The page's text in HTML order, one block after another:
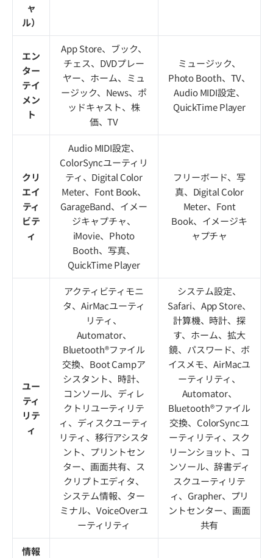
ャ
ル）
エン
ター
テイ
メン
ト
App Store、ブック、
チェス、DVDプレー
ヤー、ホーム、ミュ
ージック、News、ポ
ッドキャスト、株
価、TV
ミュージック、
Photo Booth、TV、
Audio MIDI設定、
QuickTime Player
クリ
エイ
ティ
ビテ
ィ
Audio MIDI設定、
ColorSyncユーティリ
ティ、Digital Color
Meter、Font Book、
GarageBand、イメー
ジキャプチャ、
iMovie、Photo
Booth、写真、
QuickTime Player
フリーボード、写
真、Digital Color
Meter、Font
Book、イメージキ
ャプチャ
ユー
ティ
リテ
ィ
アクティビティモニ
タ、AirMacユーティ
リティ、
Automator、
Bluetooth®ファイル
交換、Boot Campア
シスタント、時計、
コンソール、ディレ
クトリユーティリテ
ィ、ディスクユーティ
リティ、移行アシスタ
ント、プリントセン
ター、画面共有、ス
クリプトエディタ、
システム情報、ター
ミナル、VoiceOverユ
ーティリティ
システム設定、
Safari、App Store、
計算機、時計、探
す、ホーム、拡大
鏡、パスワード、ボ
イスメモ、AirMacユ
ーティリティ、
Automator、
Bluetooth®ファイル
交換、ColorSyncユ
ーティリティ、スク
リーンショット、コ
ンソール、辞書ディ
スクユーティリテ
ィ、Grapher、プリ
ントセンター、画面
共有
情報